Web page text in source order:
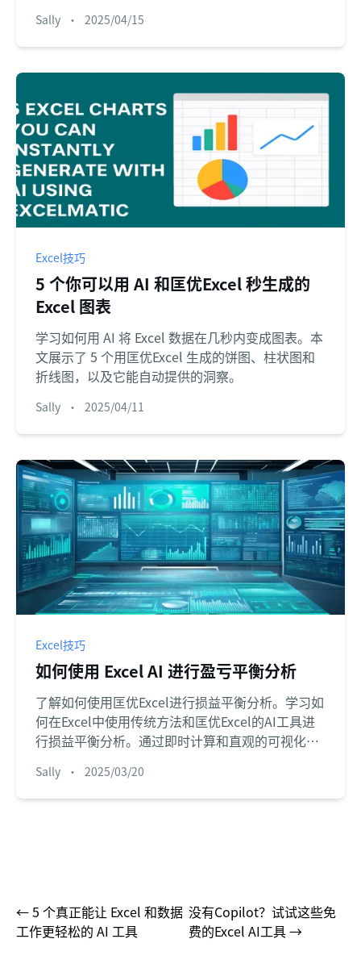
Sally • 2025/04/15
Excel技巧
5 个你可以用 AI 和匡优Excel 秒生成的
Excel 图表
学习如何用 AI 将 Excel 数据在几秒内变成图表。本
文展示了 5 个用匡优Excel 生成的饼图、柱状图和
折线图，以及它能自动提供的洞察。
Sally • 2025/04/11
Excel技巧
如何使用 Excel AI 进行盈亏平衡分析
了解如何使用匡优Excel进行损益平衡分析。学习如
何在Excel中使用传统方法和匡优Excel的AI工具进
行损益平衡分析。通过即时计算和直观的可视化来
你的业务！
Sally • 2025/03/20
←5 个真正能让 Excel 和数据
工作更轻松的 AI 工具
没有Copilot？试试这些免
费的Excel AI工具→